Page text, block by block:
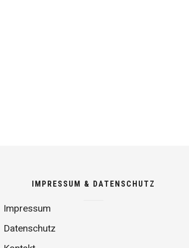
IMPRESSUM & DATENSCHUTZ
Impressum
Datenschutz